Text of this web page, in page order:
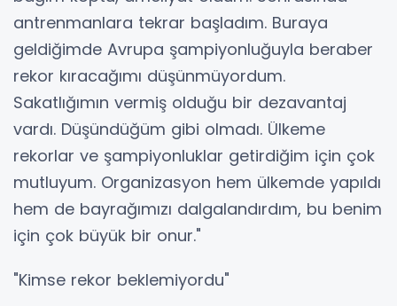
antrenmanlara tekrar başladım. Buraya
geldiğimde Avrupa şampiyonluğuyla beraber
rekor kıracağımı düşünmüyordum.
Sakatlığımın vermiş olduğu bir dezavantaj
vardı. Düşündüğüm gibi olmadı. Ülkeme
rekorlar ve şampiyonluklar getirdiğim için çok
mutluyum. Organizasyon hem ülkemde yapıldı
hem de bayrağımızı dalgalandırdım, bu benim
için çok büyük bir onur."
"Kimse rekor beklemiyordu"